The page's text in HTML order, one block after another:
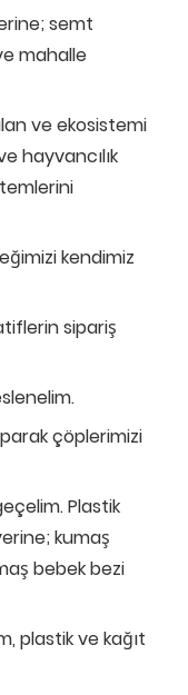
semt
mahalle
ve ekosistemi
hayvancılık
kendimiz
sipariş
çöplerimizi
Plastik
kumaş
bebek bezi
plastik ve kağıt